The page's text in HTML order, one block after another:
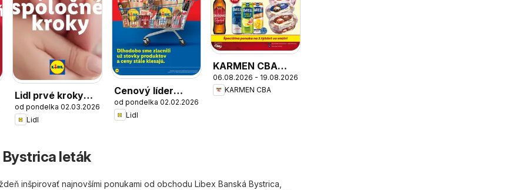
Lidl prvé kroky
spolu
od pondelka 02.03.2026
Lidl
Cenový líder
zlacňuje
od pondelka 02.02.2026
Lidl
KARMEN CBA
leták
06.08.2026 - 19.08.2026
KARMEN CBA
Bystrica leták
inšpirovať najnovšími ponukami od obchodu Libex Banská Bystrica,